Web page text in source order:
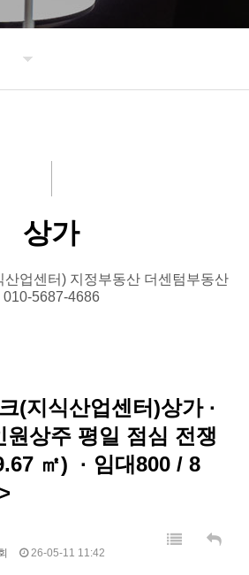
상가
산업센터) 지정부동산 더센텀부동산
010-5687-4686
(지식산업센터)상가 ·
원상주 평일 점심 전쟁
㎡) · 임대800 / 8
26-05-11 11:42